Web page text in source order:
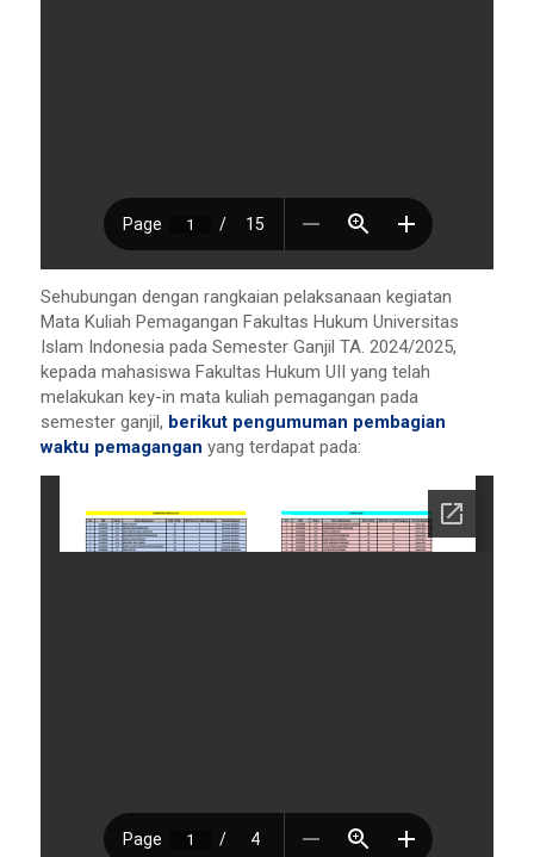
Sehubungan dengan rangkaian pelaksanaan kegiatan
Mata Kuliah Pemagangan Fakultas Hukum Universitas
Islam Indonesia pada Semester Ganjil TA. 2024/2025,
kepada mahasiswa Fakultas Hukum UII yang telah
melakukan key-in mata kuliah pemagangan pada
semester ganjil, berikut pengumuman pembagian
waktu pemagangan yang terdapat pada: